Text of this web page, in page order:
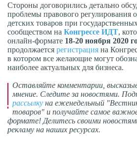
Стороны договорились детально
проблемы правового регулирования
детских товаров при
сообществом на Конгрессе ИДТ,
онлайн-формате 18-20 ноября 2020
продолжается регистрация на
в котором все желающие могут
наиболее актуальных для бизнеса.
Оставляйте комментарии,
мнение. Следите за новостями.
рассылку на еженедельный
товаров" и получайте самое
формате! Делитесь своими
рекламу на наших ресурсах.